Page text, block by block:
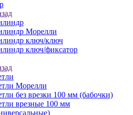
Морелли
ключ/ключ
ключ/фиксатор
Морелли
без врезки 100 мм (бабочки)
врезные 100 мм